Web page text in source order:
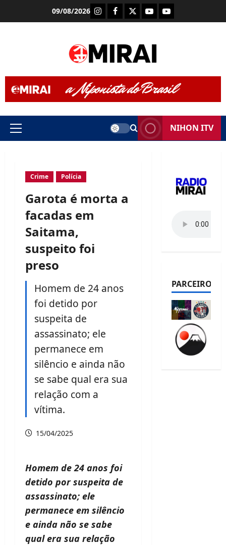
09/08/2026 InstagramFacebook
X Youtube (Rádio
Youtube (TV
Primary
NIHON ITV
Crime Polícia
Garota é morta a
facadas em
Saitama,
suspeito foi
preso
Homem de 24 anos
foi detido por
suspeita de
assassinato; ele
permanece em
silêncio e ainda não
se sabe qual era sua
relação com a
vítima.
15/04/2025
Homem de 24 anos foi
detido por suspeita de
assassinato; ele
permanece em silêncio
e ainda não se sabe
qual era sua relação
PARCEIROS